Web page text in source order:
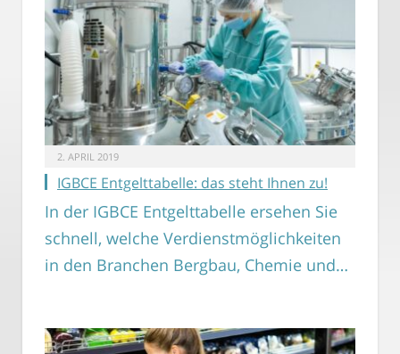
2. APRIL 2019
IGBCE Entgelttabelle: das steht Ihnen zu!
In der IGBCE Entgelttabelle ersehen Sie
schnell, welche Verdienstmöglichkeiten
in den Branchen Bergbau, Chemie und…